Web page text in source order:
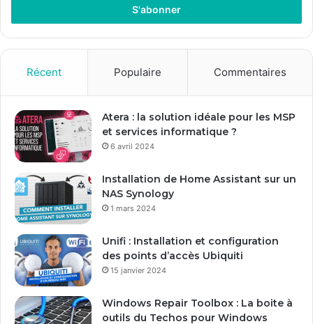
e
z
r
e
a
d
s
e
m
a
Récent Populaire Commentaires
Atera : la solution idéale pour les MSP
et services informatique ?
6 avril 2024
Installation de Home Assistant sur un
NAS Synology
1 mars 2024
Unifi : Installation et configuration
des points d’accès Ubiquiti
15 janvier 2024
Windows Repair Toolbox : La boite à
outils du Techos pour Windows